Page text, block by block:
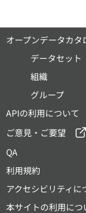
オープンデータカタ
データセット
組織
グループ
APIの利用について
ご意見・ご要望
QA
利用規約
アクセシビリティに
本サイトの利用につ